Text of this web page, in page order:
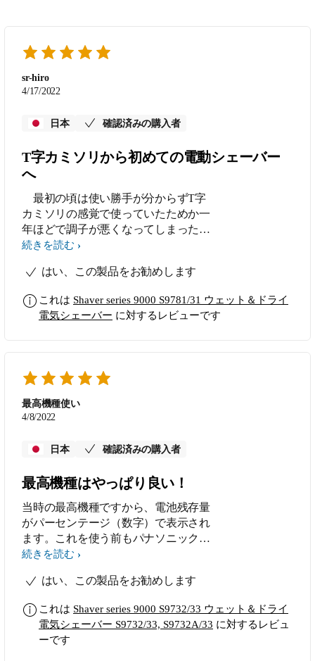
sr-hiro
4/17/2022
日本 確認済みの購入者
T字カミソリから初めての電動シェーバー
へ
最初の頃は使い勝手が分からずT字
カミソリの感覚で使っていたためか一
年ほどで調子が悪くなってしまった
が、保証期間内ということで無料で新
リとの違いや注意点。 １．剃るとい
２．シェービングユニットには向きを
固定する突起があるので、本体から外
３．ドライでもシェービングユニット
は途中で洗った方が良い（オイリー肌
は特に） ４．シェービングユニット
を洗うときは分解せず、洗浄器のよう
て空回しさせた方が確実でパーツにも
みち洗うことにはなるのでドライに拘
らずウェットで使った方が良い。
６．洗浄器にセットする時は上記の洗
浄をした上で水気をしっかり切ってお
かないと洗浄器の故障の原因になる。
説明書にあることばかりなのだが一
飛ばして感覚で扱ってしまうとダメに
なってしまいやすいと思う。熟読した
方が良い。
続きを読む
はい、この製品をお勧めします
これは Shaver series 9000 S9781/31 ウェット＆ドライ
電気シェーバー に対するレビューです
最高機種使い
4/8/2022
日本 確認済みの購入者
最高機種はやっぱり良い！
当時の最高機種ですから、電池残存量
がパーセンテージ（数字）で表示され
ます。これを使う前もパナソニックで
残存量がパーセンテージ（数字）で表
量はパーセンテージ（数字）に限る！
続きを読む
はい、この製品をお勧めします
これは Shaver series 9000 S9732/33 ウェット＆ドライ
電気シェーバー S9732/33, S9732A/33 に対するレビュ
ーです